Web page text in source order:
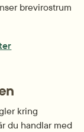
brevirostrum
kring
du handlar med